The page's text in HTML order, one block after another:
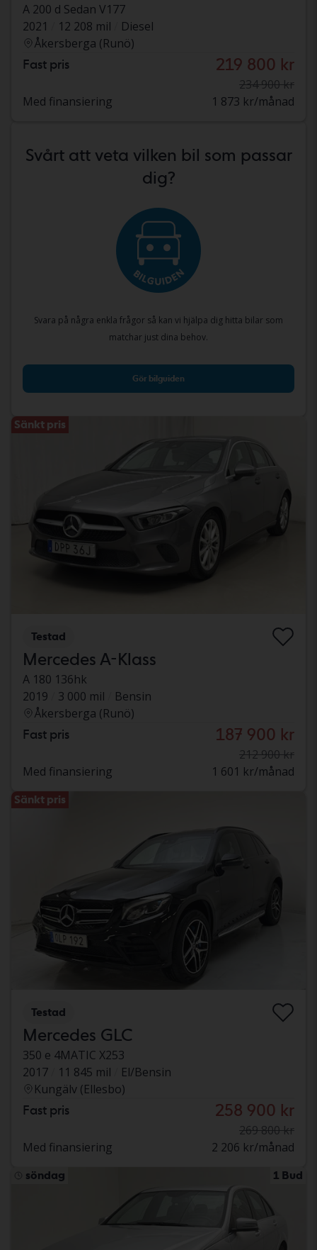
A 200 d Sedan V177
2021
12 208 mil
Diesel
Åkersberga (Runö)
Fast pris 219 800 kr
234 900 kr
Med finansiering
1 873 kr/månad
Svårt att veta vilken bil som passar
dig?
Svara på några enkla frågor så kan vi hjälpa dig hitta bilar som
matchar just dina behov.
Gör bilguiden
Sänkt pris
Testad
Mercedes A-Klass
A 180 136hk
2019
3 000 mil
Bensin
Åkersberga (Runö)
Fast pris 187 900 kr
212 900 kr
Med finansiering
1 601 kr/månad
Sänkt pris
Testad
Mercedes GLC
350 e 4MATIC X253
2017
11 845 mil
El/Bensin
Kungälv (Ellesbo)
Fast pris 258 900 kr
269 800 kr
Med finansiering
2 206 kr/månad
söndag 1 Bud